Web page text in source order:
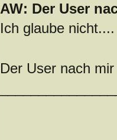
AW: Der User
Ich glaube nicht....
Der User nach